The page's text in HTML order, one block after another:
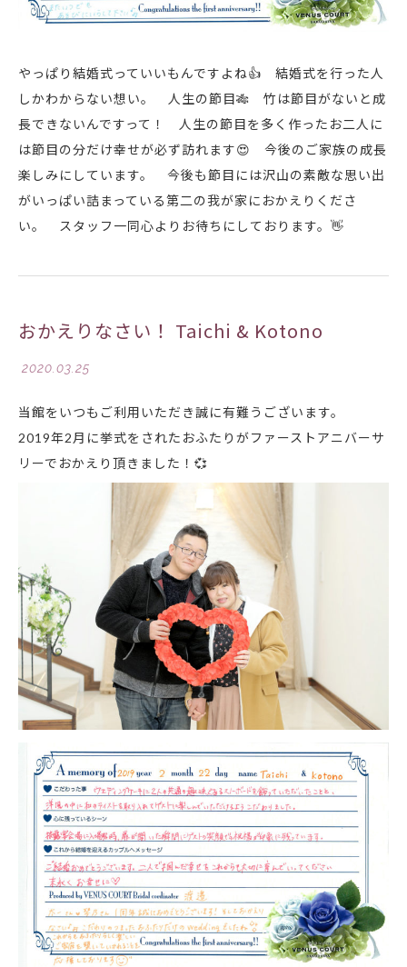
やっぱり結婚式っていいもんですよね👍 結婚式を行った人
しかわからない想い。 人生の節目🎋 竹は節目がないと成
長できないんですって！ 人生の節目を多く作ったお二人に
は節目の分だけ幸せが必ず訪れます😍
今後のご家族の成長
楽しみにしています。 今後も節目には沢山の素敵な思い出
がいっぱい詰まっている第二の我が家におかえりくださ
い。 スタッフ一同心よりお待ちにしております。 👋
おかえりなさい！ Taichi & Kotono
2020.03.25
当館をいつもご利用いただき誠に有難うございます。
2019年2月に挙式をされたおふたりがファーストアニバーサ
リーでおかえり頂きました！ 💞